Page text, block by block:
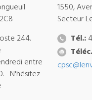
244.
entre
N'hésitez
1550,
Secteur
Tél.: